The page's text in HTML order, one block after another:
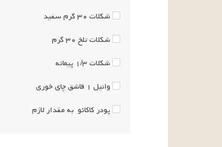
شکلات ۳۰ گرم سفید
شکلات تلخ ۳۰ گرم
شکلات ۱/۳ پیمانه
وانیل ۱ قاشق چای خوری
پودر کاکائو به مقدار لازم